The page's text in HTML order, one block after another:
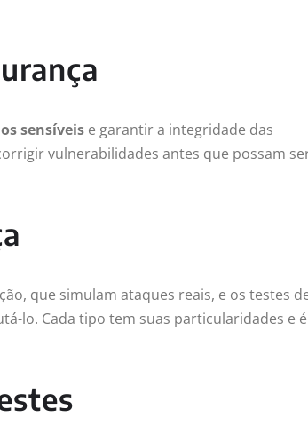
sensíveis e garantir a integridade das
vulnerabilidades antes que possam
que simulam ataques reais, e os testes
lo. Cada tipo tem suas particularidades e é